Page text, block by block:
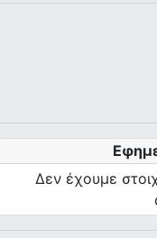
Δεν έχουμε